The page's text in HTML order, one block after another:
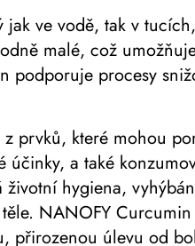
ve vodě, tak v
malé, což
podporuje procesy
prvků, které mohou
účinky, a také
hygiena,
NANOFY
přirozenou úlevu od